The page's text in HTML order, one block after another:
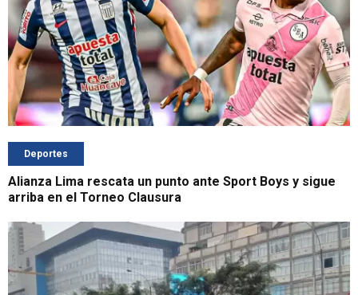
Deportes
Alianza Lima rescata un punto ante Sport Boys y sigue
arriba en el Torneo Clausura